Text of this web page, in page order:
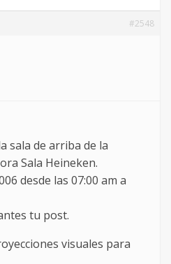
#2548
sala de arriba de la
Sala Heineken.
desde las 07:00 am a
tu post.
visuales para